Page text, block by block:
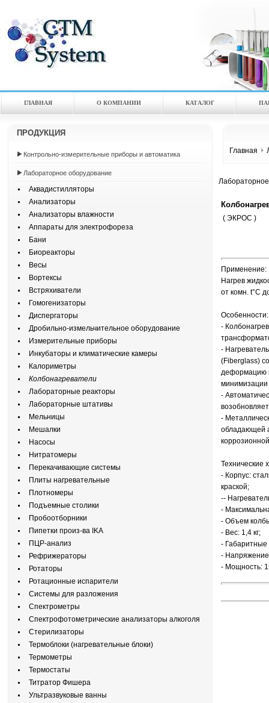
ГЛАВНАЯ О КОМПАНИИ КАТАЛOГ
ПРОДУКЦИЯ
Контрольно-измерительные приборы и автоматика
Лабораторное оборудование
Аквадистилляторы
Анализаторы
Анализаторы влажности
Аппараты для электрофореза
Бани
Биореакторы
Весы
Вортексы
Встряхиватели
Гомогенизаторы
Диспергаторы
Дробильно-измельчительное оборудование
Измерительные приборы
Инкубаторы и климатические камеры
Калориметры
Колбонагреватели
Лабораторные реакторы
Лабораторные штативы
Мельницы
Мешалки
Насосы
Нитратомеры
Перекачивающие системы
Плиты нагревательные
Плотномеры
Подъемные столики
Пробоотборники
Пипетки произ-ва IKA
ПЦР-анализ
Рефрижераторы
Ротаторы
Ротационные испарители
Системы для разложения
Спектрометры
Спектрофотометрические анализаторы алкоголя
Стерилизаторы
Термоблоки (нагревательные блоки)
Термометры
Термостаты
Титратор Фишера
Ультразвуковые ванны
Главная
( ЭКРОС )
Применение:
Нагрев
от комн. t°С
-
-
(Fiberglass)
деформацию
минимизации
-
-
обладающей
Технические
- Корпус:
краской;
--
-
- Объем
- Вес: 1,4 кг;
-
-
- Мощность: